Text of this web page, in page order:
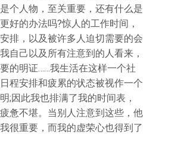
个人物，至关重要，还有什么是
好的办法吗?惊人的工作时间，
排，以及被许多人迫切需要的会
自己以及所有注意到的人看来，
的明证……我生活在这样一个社
程安排和疲累的状态被视作一个
;因此我也排满了我的时间表，
惫不堪。当别人注意到这些，他
很重要，而我的虚荣心也得到了